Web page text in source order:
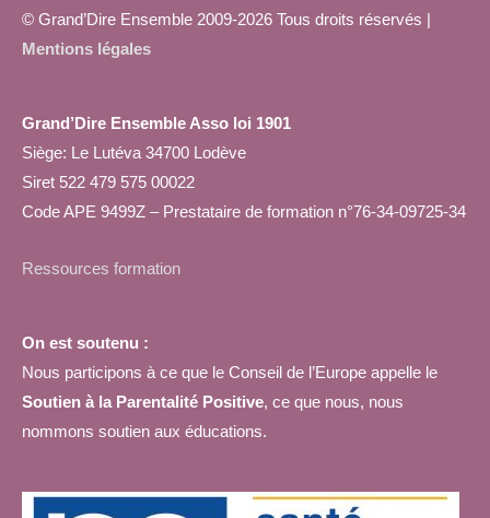
© Grand’Dire Ensemble 2009-2026 Tous droits réservés |
Mentions légales
Grand’Dire Ensemble Asso loi 1901
Siège: Le Lutéva 34700 Lodève
Siret 522 479 575 00022
Code APE 9499Z – Prestataire de formation n°76-34-09725-34
Ressources formation
On est soutenu :
Nous participons à ce que le Conseil de l’Europe appelle le
Soutien à la Parentalité Positive, ce que nous, nous
nommons soutien aux éducations.